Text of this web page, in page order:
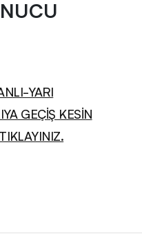
YARI
GEÇİŞ KESİN